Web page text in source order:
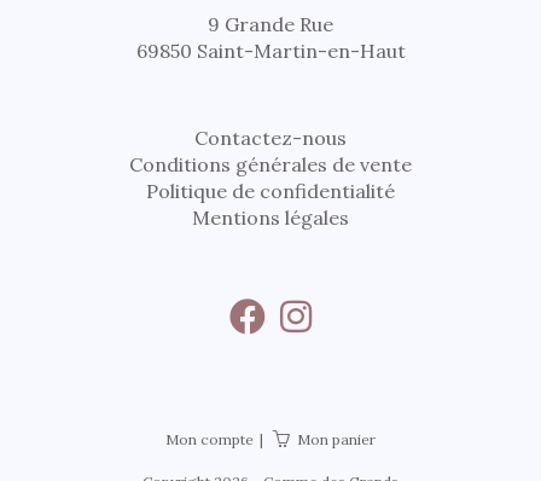
9 Grande Rue
69850 Saint-Martin-en-Haut
Contactez-nous
Conditions générales de vente
Politique de confidentialité
Mentions légales
Mon compte Mon panier